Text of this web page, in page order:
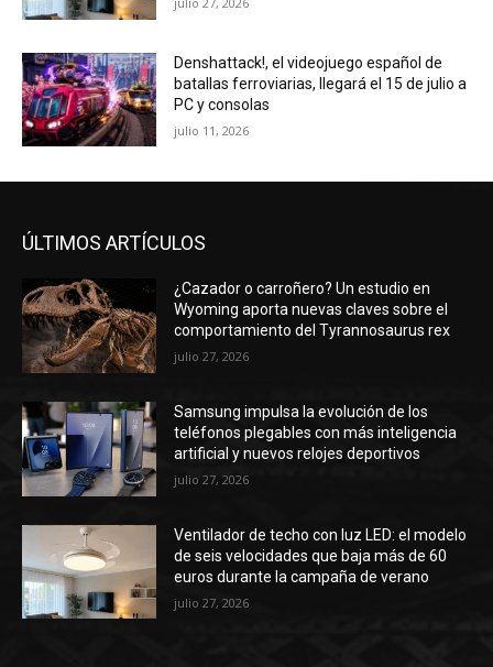
Denshattack!, el videojuego español de
batallas ferroviarias, llegará el 15 de julio a
PC y consolas
julio 11, 2026
ÚLTIMOS ARTÍCULOS
¿Cazador o carroñero? Un estudio en
Wyoming aporta nuevas claves sobre el
comportamiento del Tyrannosaurus rex
julio 27, 2026
Samsung impulsa la evolución de los
teléfonos plegables con más inteligencia
artificial y nuevos relojes deportivos
julio 27, 2026
Ventilador de techo con luz LED: el modelo
de seis velocidades que baja más de 60
euros durante la campaña de verano
julio 27, 2026